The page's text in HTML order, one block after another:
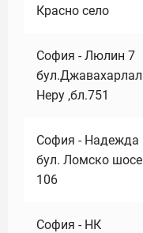
Красно село
София - Люлин 7
бул.Джавахарлал
Неру ,бл.751
София - Надежда
бул. Ломско шосе
106
София - НК